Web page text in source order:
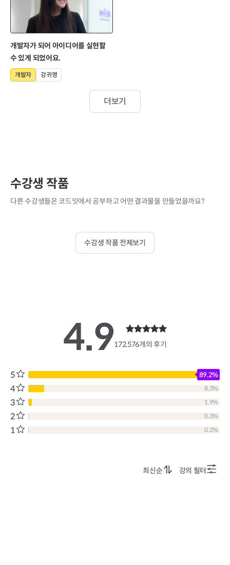
개발자가 되어 아이디어를 실현할
수 있게 되었어요.
개발자 강귀영
더보기
수강생 작품
다른 수강생들은 코드잇에서 공부하고 어떤 결과물을 만들었을까요?
수강생 작품 전체보기
4.9172,576개의 후기
5 89.2%
4 8.3%
3 1.9%
2 0.3%
1 0.2%
최신순 강의 필터